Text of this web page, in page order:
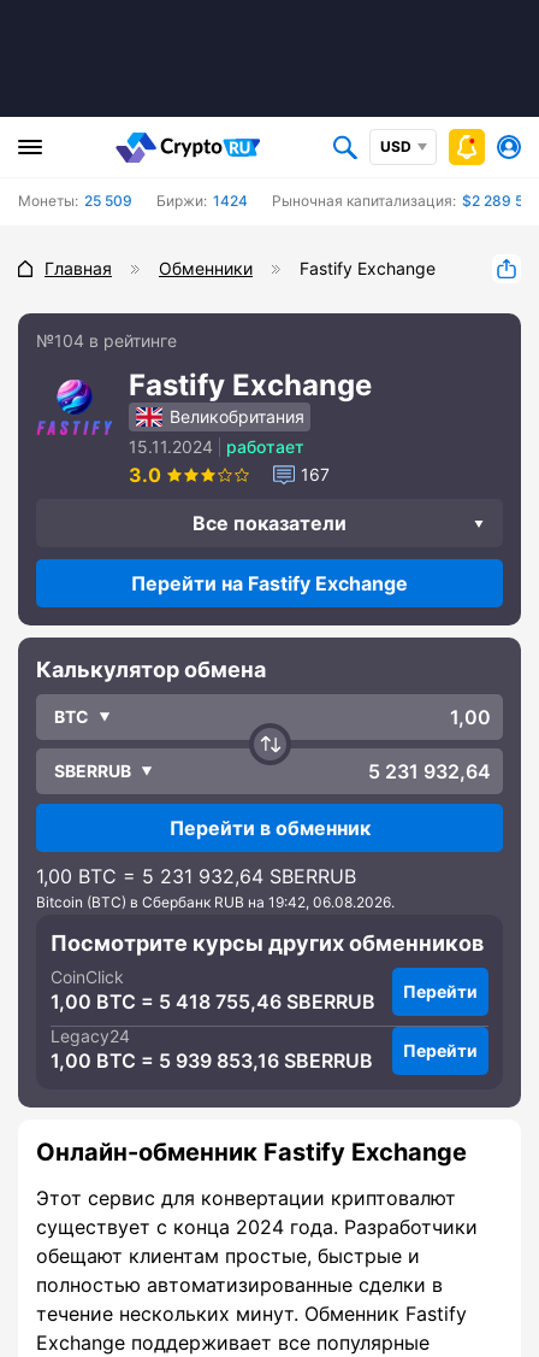
USD
Монеты: 25 509 Биржи: 1424 Рыночная капитализация: $2 289
Главная Обменники Fastify Exchange
№104 в рейтинге
Fastify Exchange
Великобритания
15.11.2024
работает
3.0 167
Все показатели
Перейти на Fastify Exchange
Калькулятор обмена
BTC
SBERRUB
Перейти в обменник
1,00 BTC = 5 231 932,64 SBERRUB
Bitcoin (BTC) в Сбербанк RUB на 19:42, 06.08.2026.
Посмотрите курсы других обменников
CoinClick
1,00 BTC = 5 418 755,46 SBERRUB Перейти
Legacy24
1,00 BTC = 5 939 853,16 SBERRUB Перейти
Онлайн-обменник Fastify Exchange
Этот сервис для конвертации криптовалют
существует с конца 2024 года. Разработчики
обещают клиентам простые, быстрые и
полностью автоматизированные сделки в
течение нескольких минут. Обменник Fastify
Exchange поддерживает все популярные